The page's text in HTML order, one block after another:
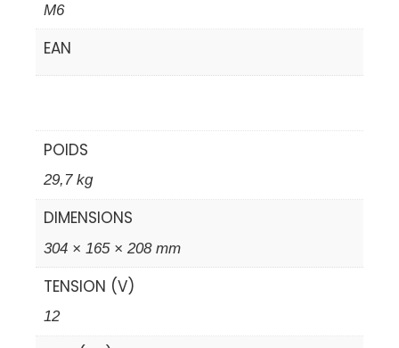
M6
EAN
POIDS
29,7 kg
DIMENSIONS
304 × 165 × 208 mm
TENSION (V)
12